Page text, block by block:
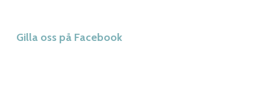
Gilla oss på Facebook